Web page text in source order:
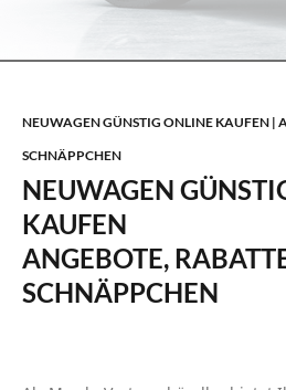
NEUWAGEN GÜNSTIG ONLINE KAUFEN |
SCHNÄPPCHEN
NEUWAGEN
KAUFEN
ANGEBOTE,
SCHNÄPPCHEN